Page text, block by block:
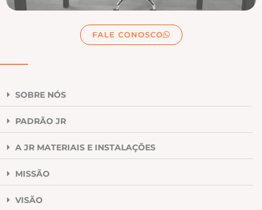
FALE CONOSCO
SOBRE NÓS
PADRÃO JR
A JR MATERIAIS E INSTALAÇÕES
MISSÃO
VISÃO